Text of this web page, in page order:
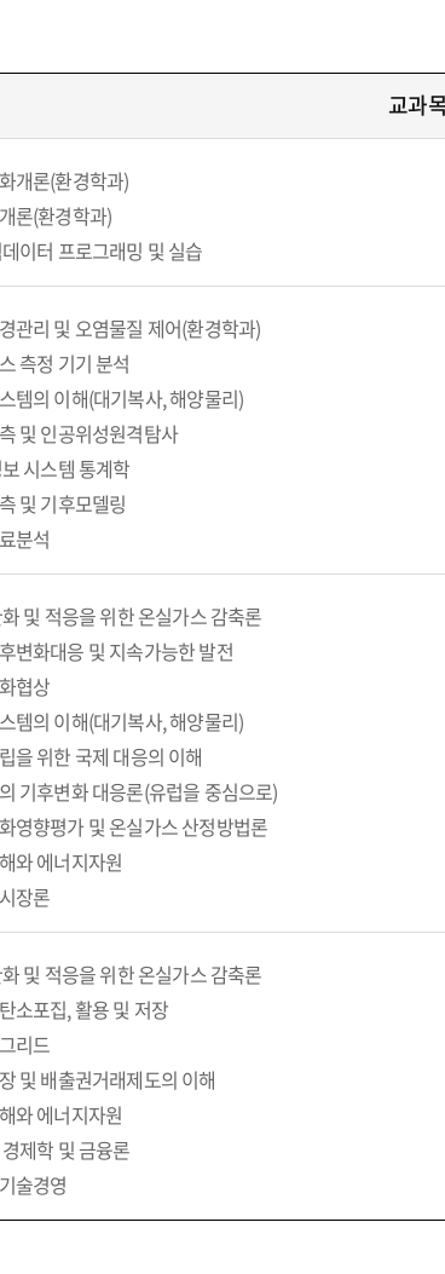
교과
개론(환경학과)
론(환경학과)
이터 프로그래밍 및 실습
관리 및 오염물질 제어(환경학과)
측정 기기 분석
템의 이해(대기복사, 해양물리)
및 인공위성원격탐사
시스템 통계학
및 기후모델링
분석
및 적응을 위한 온실가스 감축론
변화대응 및 지속가능한 발전
협상
템의 이해(대기복사, 해양물리)
을 위한 국제 대응의 이해
기후변화 대응론(유럽을 중심으로)
영향평가 및 온실가스 산정방법론
와 에너지자원
장론
및 적응을 위한 온실가스 감축론
소포집, 활용 및 저장
리드
및 배출권거래제도의 이해
와 에너지자원
제학 및 금융론
술경영